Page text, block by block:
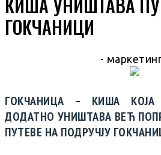
ГОКЧАНИЦИ
-
ГОКЧАНИЦА – КИША
ДОДАТНО УНИШТАВА ВЕЋ
ПУТЕВЕ НА ПОДРУЧЈУ